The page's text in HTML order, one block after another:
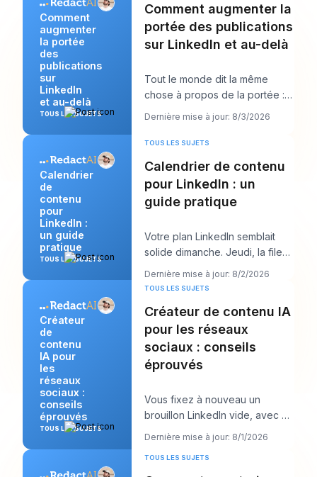
Comment
augmenter
la portée
des
publications
sur
LinkedIn
et au-delà
TOUS LES SUJETS
Comment augmenter la
portée des publications
sur LinkedIn et au-delà
Tout le monde dit la même
chose à propos de la portée :
publiez plus. Ce conseil semble
Dernière mise à jour: 8/3/2026
Calendrier
de
contenu
pour
LinkedIn :
un guide
pratique
TOUS LES SUJETS
TOUS LES SUJETS
Calendrier de contenu
pour LinkedIn : un
guide pratique
Votre plan LinkedIn semblait
solide dimanche. Jeudi, la file
d’attente est vide, l’accroche
que vous
Dernière mise à jour: 8/2/2026
Créateur
de
contenu
IA pour
les
réseaux
sociaux :
conseils
éprouvés
TOUS LES SUJETS
TOUS LES SUJETS
Créateur de contenu IA
pour les réseaux
sociaux : conseils
éprouvés
Vous fixez à nouveau un
brouillon LinkedIn vide, avec un
appel client dans dix minutes et
Dernière mise à jour: 8/1/2026
TOUS LES SUJETS